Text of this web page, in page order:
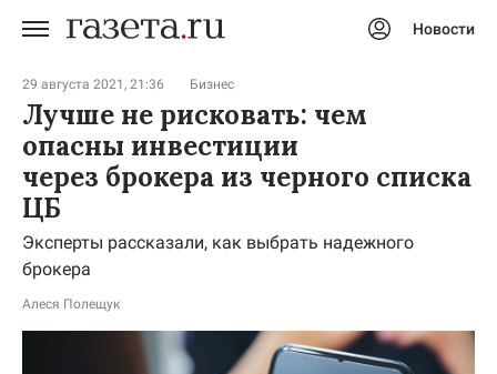
Новости
29 августа 2021, 21:36 Бизнес
Лучше не рисковать: чем
опасны инвестиции
через брокера из черного списка
ЦБ
Эксперты рассказали, как выбрать надежного
брокера
Алеся Полещук